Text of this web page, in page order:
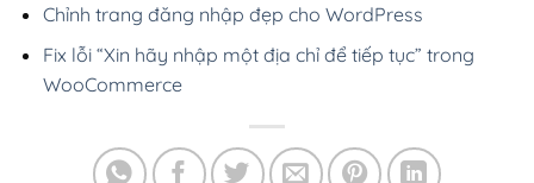
Chỉnh trang đăng nhập đẹp cho WordPress
Fix lỗi “Xin hãy nhập một địa chỉ để tiếp tục” trong
WooCommerce